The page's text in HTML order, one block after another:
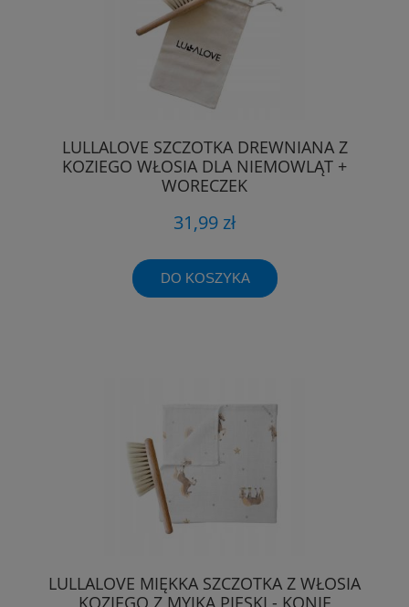
LULLALOVE SZCZOTKA DREWNIANA Z
KOZIEGO WŁOSIA DLA NIEMOWLĄT +
WORECZEK
31,99 zł
DO KOSZYKA
LULLALOVE MIĘKKA SZCZOTKA Z WŁOSIA